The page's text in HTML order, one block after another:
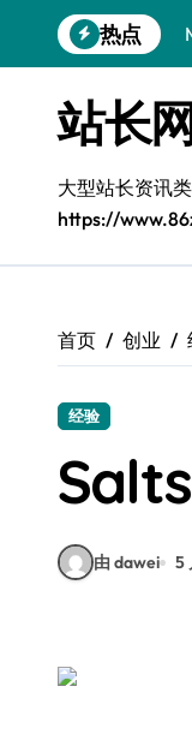
到
热点
站长
大型站长资讯类
https://
首页 创业
经验
由 dawei 5